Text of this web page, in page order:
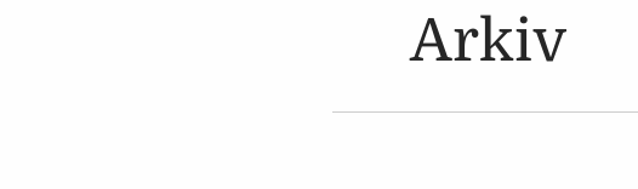
Arkiv